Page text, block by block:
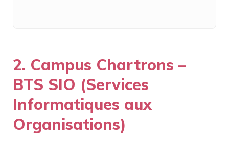
2. Campus Chartrons –
BTS SIO (Services
Informatiques aux
Organisations)